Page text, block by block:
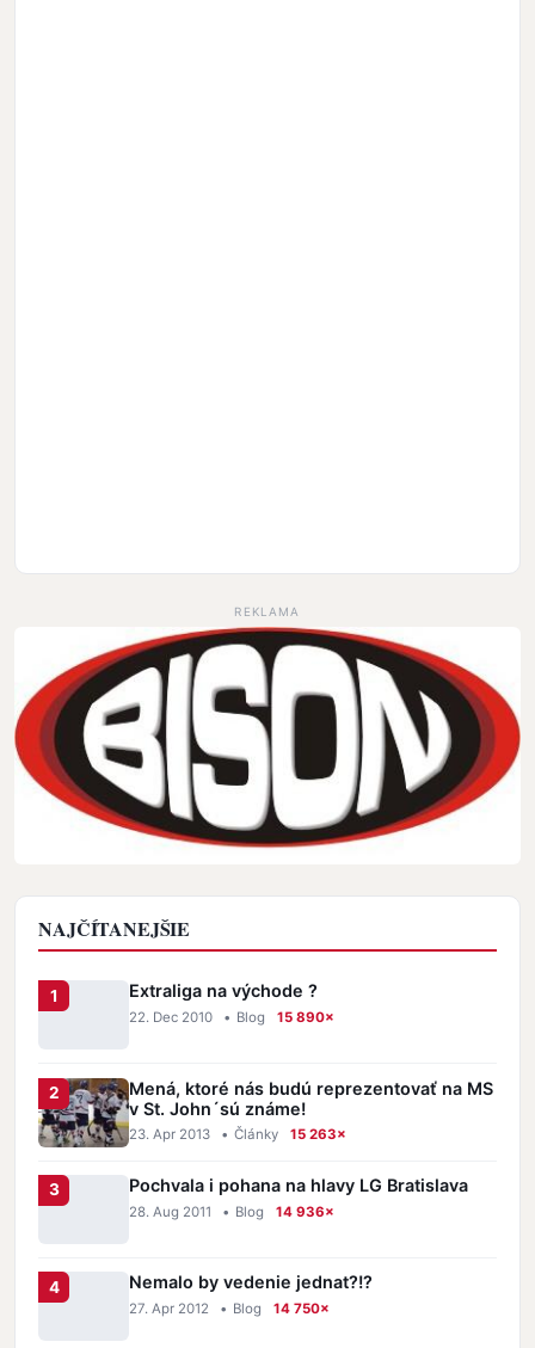
REKLAMA
NAJČÍTANEJŠIE
Extraliga na východe ?
22. Dec 2010 • Blog 15 890×
Mená, ktoré nás budú reprezentovať na MS
v St. John´sú známe!
23. Apr 2013 • Články 15 263×
Pochvala i pohana na hlavy LG Bratislava
28. Aug 2011 • Blog 14 936×
Nemalo by vedenie jednat?!?
27. Apr 2012 • Blog 14 750×